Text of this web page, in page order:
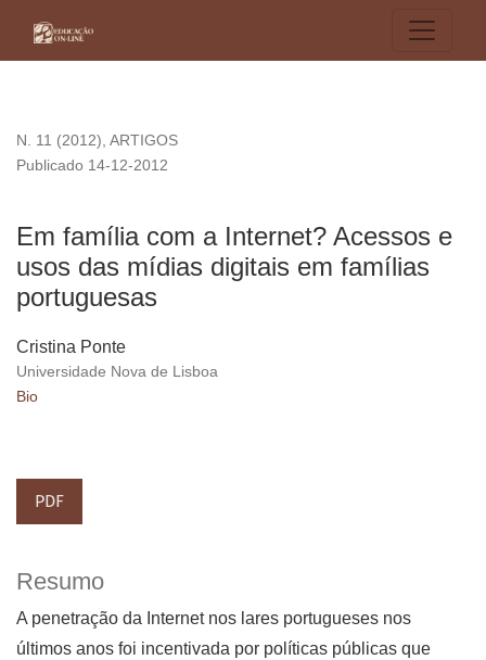
N. 11 (2012), ARTIGOS
Em família com a Internet? Acessos e
usos das mídias digitais em famílias
portuguesas
Publicado 14-12-2012
Cristina Ponte
Universidade Nova de Lisboa
Bio
PDF
Resumo
A penetração da Internet nos lares portugueses nos
últimos anos foi incentivada por políticas públicas que